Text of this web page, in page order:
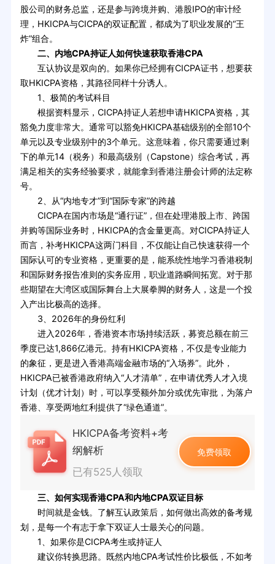
股公司的财务总监，还是参与跨境并购、港股IPO的审计经
理，HKICPA与CICPA的双证配置，都成为了职业发展的“王
炸”组合。
二、内地CPA持证人如何快速获取香港CPA
互认协议是双向的。如果你已经拥有CICPA证书，想要获
取HKICPA资格，其路径同样十分诱人。
1、极简的考试科目
根据资料显示，CICPA持证人若想申请HKICPA资格，其
豁免力度非常大。通常可以豁免HKICPA基础级别的全部10个
单元以及专业级别中的3个单元。这意味着，你只需要通过剩
下的单元14（税务）和最高级别（Capstone）综合考试，再
满足相关的实务经验要求，就能拿到香港注册会计师的法定称
号。
2、从“内地专才”到“国际专家”的跨越
CICPA在国内市场是“通行证”，但在处理港股上市、跨国
并购等国际业务时，HKICPA的含金量更高。对CICPA持证人
而言，补考HKICPA这两门科目，不仅能让自己快速获得一个
国际认可的专业资格，更重要的是，能系统性地学习香港税制
和国际财务报告准则的实务应用，职业道路瞬间拓宽。对于那
些期望在大湾区或国际舞台上大展拳脚的财务人，这是一个投
入产出比极高的选择。
3、2026年的身份红利
进入2026年，香港资本市场持续活跃，募资总额在前三
季度已达1,866亿港元。持有HKICPA资格，不仅是专业能力
的象征，更是进入香港高端金融市场的“入场券”。此外，
HKICPA已被香港政府纳入“人才清单”，在申请优秀人才入境
计划（优才计划）时，可以享受额外加分或优先审批，为落户
香港、享受两地红利提供了“绿色通道”。
HKICPA备考资料+考
纲解析
已有525人领取
免费领取
三、如何实现香港CPA和内地CPA双证目标
时间就是金钱。了解互认政策后，如何做出高效的备考规
划，是每一个有志于拿下双证人士最关心的问题。
1、如果你是CICPA考生或持证人
建议你转换思路。既然内地CPA考试性价比极低，不如考